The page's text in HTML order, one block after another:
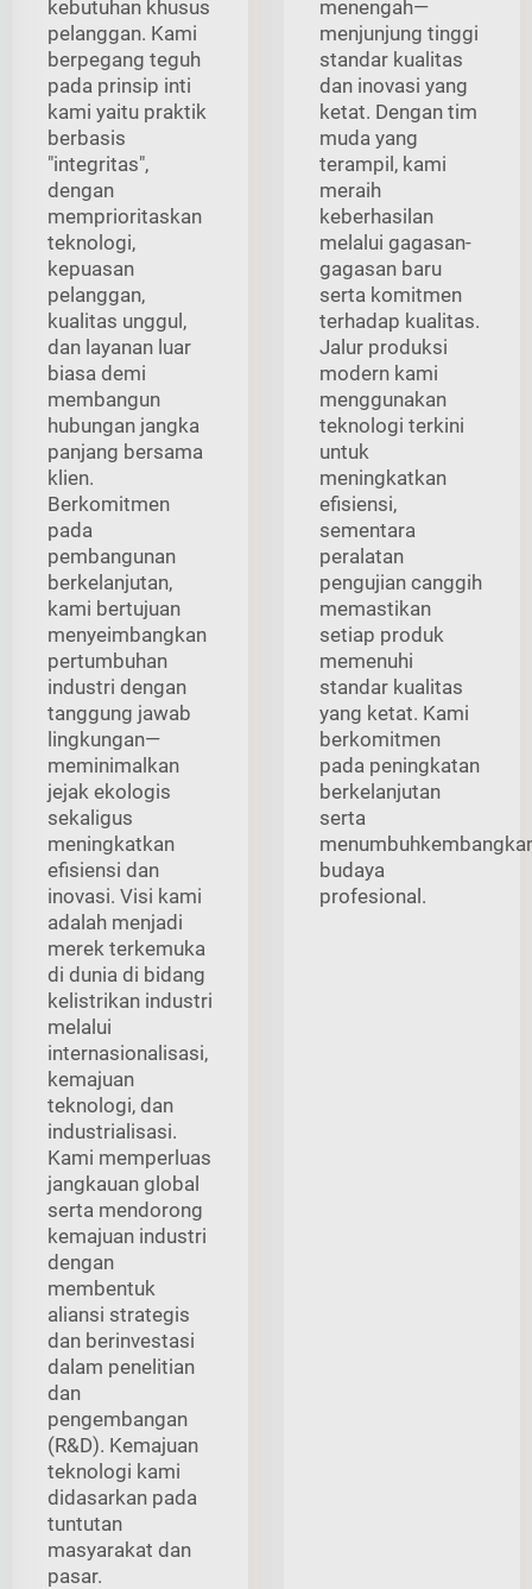
kebutuhan khusus
pelanggan. Kami
berpegang teguh
pada prinsip inti
kami yaitu praktik
berbasis
"integritas",
dengan
memprioritaskan
teknologi,
kepuasan
pelanggan,
kualitas unggul,
dan layanan luar
biasa demi
membangun
hubungan jangka
panjang bersama
klien.
Berkomitmen
pada
pembangunan
berkelanjutan,
kami bertujuan
menyeimbangkan
pertumbuhan
industri dengan
tanggung jawab
lingkungan—
meminimalkan
jejak ekologis
sekaligus
meningkatkan
efisiensi dan
inovasi. Visi kami
adalah menjadi
merek terkemuka
di dunia di bidang
kelistrikan industri
melalui
internasionalisasi,
kemajuan
teknologi, dan
industrialisasi.
Kami memperluas
jangkauan global
serta mendorong
kemajuan industri
dengan
membentuk
aliansi strategis
dan berinvestasi
dalam penelitian
dan
pengembangan
(R&D). Kemajuan
teknologi kami
didasarkan pada
tuntutan
masyarakat dan
pasar.
menengah—
menjunjung tinggi
standar kualitas
dan inovasi yang
ketat. Dengan tim
muda yang
terampil, kami
meraih
keberhasilan
melalui gagasan-
gagasan baru
serta komitmen
terhadap kualitas.
Jalur produksi
modern kami
menggunakan
teknologi terkini
untuk
meningkatkan
efisiensi,
sementara
peralatan
pengujian canggih
memastikan
setiap produk
memenuhi
standar kualitas
yang ketat. Kami
berkomitmen
pada peningkatan
berkelanjutan
serta
budaya
profesional.